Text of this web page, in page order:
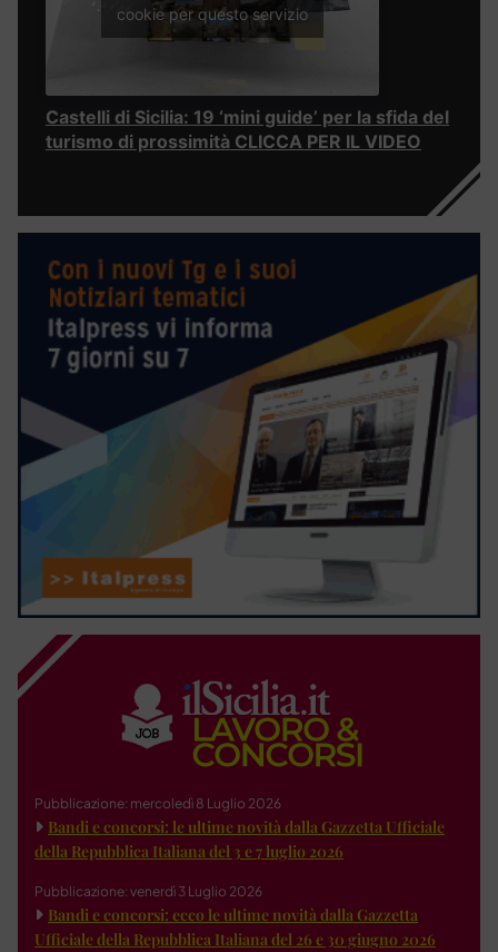
cookie per questo servizio
Castelli di Sicilia: 19 ‘mini guide’ per la sfida del
turismo di prossimità CLICCA PER IL VIDEO
Pubblicazione: mercoledì 8 Luglio 2026
Bandi e concorsi: le ultime novità dalla Gazzetta Ufficiale
della Repubblica Italiana del 3 e 7 luglio 2026
Pubblicazione: venerdì 3 Luglio 2026
Bandi e concorsi: ecco le ultime novità dalla Gazzetta
Ufficiale della Repubblica Italiana del 26 e 30 giugno 2026